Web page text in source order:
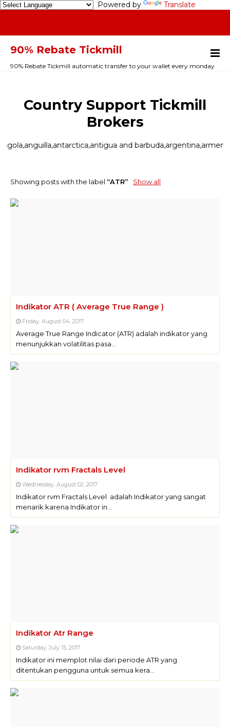
Powered by Translate
90% Rebate Tickmill
90% Rebate Tickmill automatic transfer to your wallet every monday
Country Support Tickmill
Brokers
and
Showing posts with the label ATR Show all
Indikator ATR ( Average True Range )
Friday, August 04, 2017
Average True Range Indicator (ATR) adalah indikator yang
menunjukkan volatilitas pasa…
Indikator rvm Fractals Level
Wednesday, August 02, 2017
Indikator rvm Fractals Level adalah Indikator yang sangat
menarik karena Indikator in…
Indikator Atr Range
Saturday, July 15, 2017
Indikator ini memplot nilai dari periode ATR yang
ditentukan pengguna untuk semua kera…